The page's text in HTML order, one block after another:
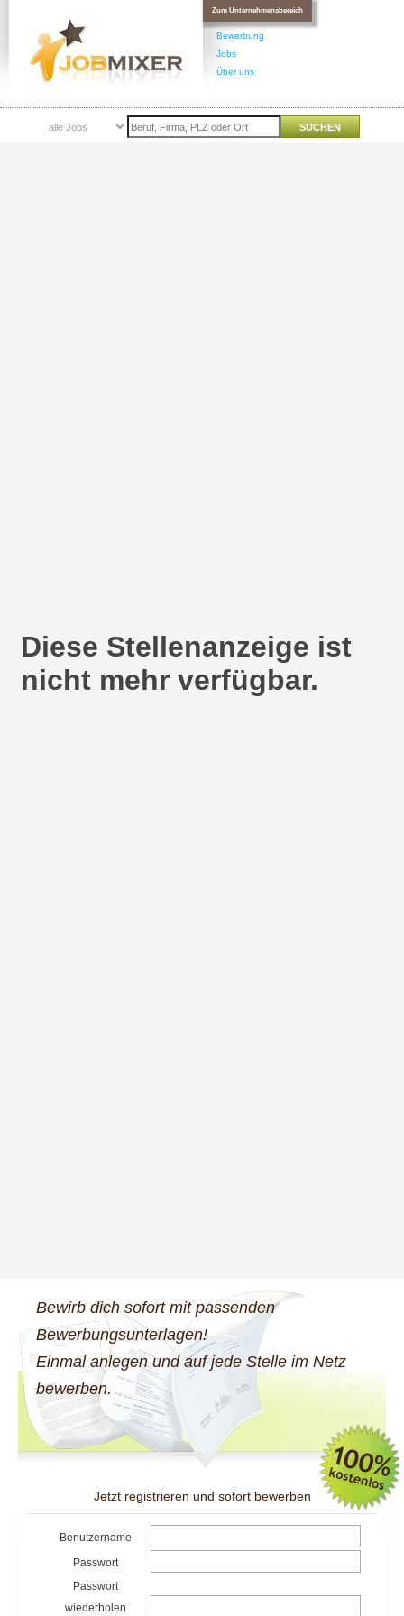
Zum Unternehmensbereich
Bewirb dich sofort mit passenden
Bewerbungsunterlagen!
Einmal anlegen und auf jede Stelle im Netz
bewerben.
Jetzt registrieren und sofort bewerben
Benutzername
Passwort
Passwort
wiederholen
Bewerbung
Jobs
Über uns